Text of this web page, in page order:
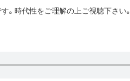
。時代性をご理解の上ご視聴下さい。